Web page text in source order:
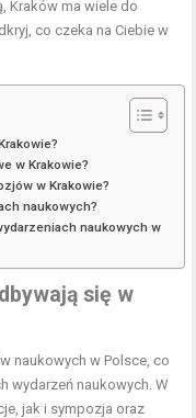
Kraków ma wiele do
co czeka na Ciebie w
w Krakowie?
w Krakowie?
naukowych?
naukowych w
się w
naukowych w Polsce, co
wydarzeń naukowych. W
jak i sympozja oraz